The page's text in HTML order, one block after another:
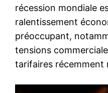
récession mondiale
ralentissement
préoccupant,
tensions
tarifaires récemment